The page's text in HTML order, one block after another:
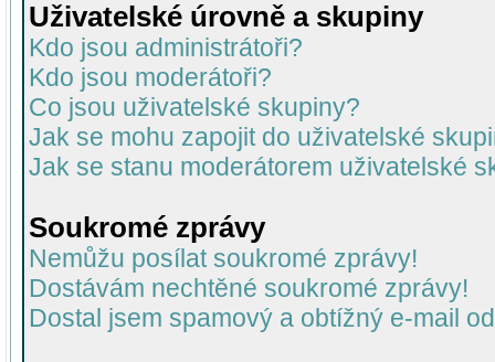
Uživatelské úrovně a skupiny
Kdo jsou administrátoři?
Kdo jsou moderátoři?
Co jsou uživatelské skupiny?
Jak se mohu zapojit do uživatelské
Jak se stanu moderátorem uživatelské
Soukromé zprávy
Nemůžu posílat soukromé zprávy!
Dostávám nechtěné soukromé zprávy!
Dostal jsem spamový a obtížný e-mail